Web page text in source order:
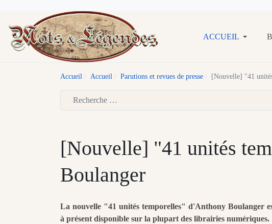
ACCUEIL
Accueil Accueil Parutions et revues de presse [Nouvelle] "41
[Nouvelle] "41 unités
Boulanger
La nouvelle "41 unités temporelles" d'Anthony Boulanger
à présent disponible sur la plupart des librairies numériques.